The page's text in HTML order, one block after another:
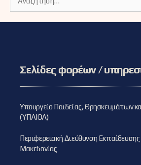
για:
Σελίδες φορέων /
Υπουργείο Παιδείας, Θρησκευμάτων
(ΥΠΑΙΘΑ)
Περιφερειακή Διεύθυνση Εκπαίδευσης
Μακεδονίας